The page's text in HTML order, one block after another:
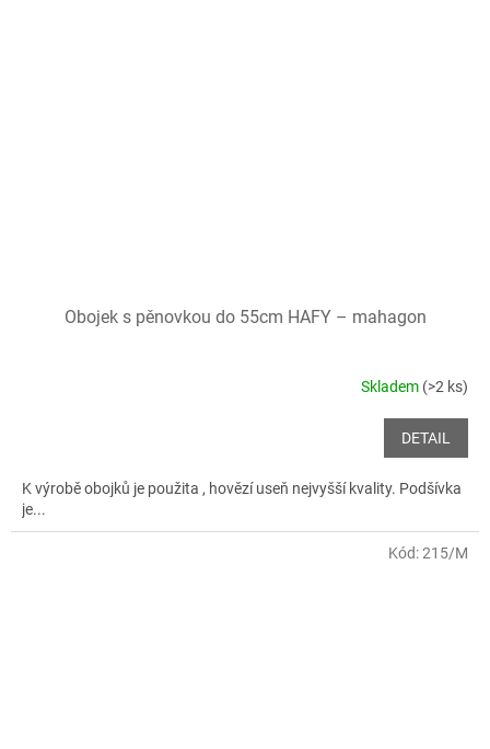
Obojek s pěnovkou do 55cm HAFY – mahagon
Skladem (>2 ks)
DETAIL
K výrobě obojků je použita , hovězí useň nejvyšší kvality. Podšívka
je...
Kód:215/M